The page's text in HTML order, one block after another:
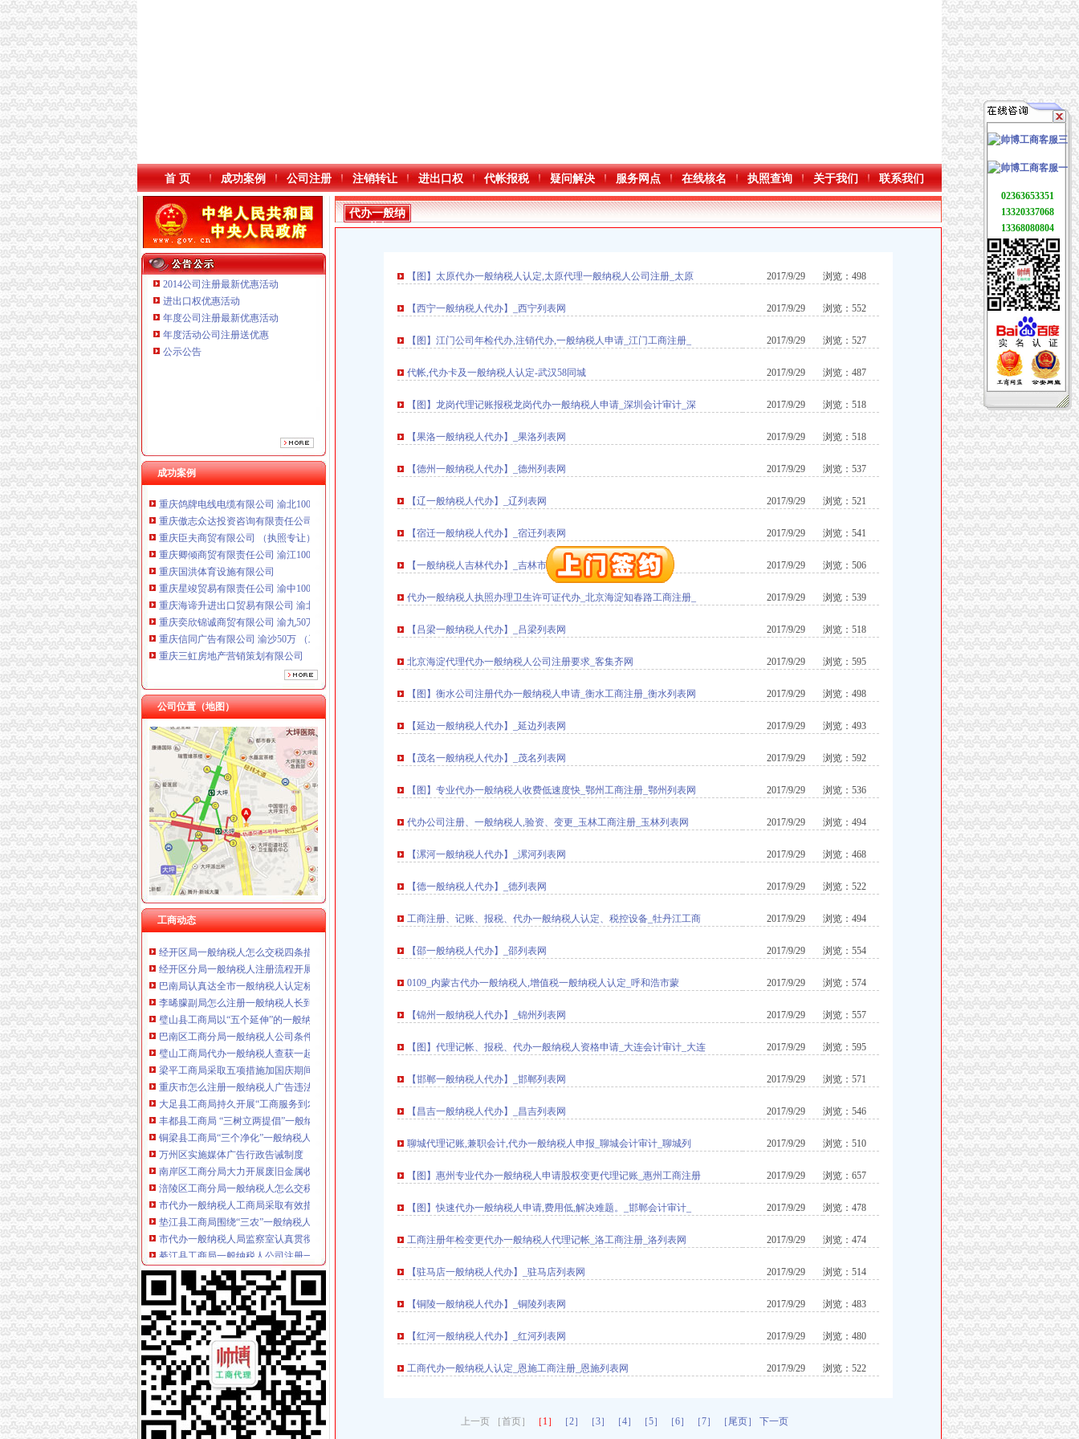
本站导航
首 页 成功案例 公司注册 注销转让 进出口权 代帐报税 疑问解决 服务网点 在线核名 执照查询 关于我们 联系我们
2014公司注册最新优惠活动
进出口权优惠活动
年度公司注册最新优惠活动
年度活动公司注册送优惠
公示公告
成功案例
重庆鸽牌电线电缆有限公司 渝北10010万 (进出口权)
重庆傲志众达投资咨询有限责任公司 渝九1000万 （增资）
重庆臣夫商贸有限公司 （执照专让）
重庆卿倾商贸有限责任公司 渝江100万 （工商注册）
重庆国洪体育设施有限公司
重庆星竣贸易有限责任公司 渝中100万 （进出口权）
重庆海谛升进出口贸易有限公司 渝北100万 （进出口权）
重庆奕欣锦诚商贸有限公司 渝九50万 （工商注册）
重庆信同广告有限公司 渝沙50万 （工商注册）
重庆三虹房地产营销策划有限公司
重庆宝鹰汽车销售有限公司
重庆鸽牌电线电缆有限公司 渝北10010万 (进出口权)
重庆傲志众达投资咨询有限责任公司 渝九1000万 （增资）
重庆臣夫商贸有限公司 （执照专让）
重庆国洪体育设施有限公司
重庆星竣贸易有限责任公司 渝中100万 （进出口权）
重庆海谛升进出口贸易有限公司 渝北100万 （进出口权）
重庆奕欣锦诚商贸有限公司 渝九50万 （工商注册）
重庆信同广告有限公司 渝沙50万 （工商注册）
重庆三虹房地产营销策划有限公司
重庆宝鹰汽车销售有限公司
公司位置（地图）
工商动态
工商动态
李晞朦副局一般纳税人公司条件长参加九龙坡区驰名著名商标表彰会
梁平局消委六项措施推进“黄金周”一般纳税人认定标准维权工作
经开园局一般纳税人公司注册四项措施开展合同格式条款监督备案工作
江津局代办一般纳税人四个坚持狠抓机关作风建设
沙坪坝局创新方式加集贸市一般纳税人怎么交税场管理
荣昌局怎么注册一般纳税人突出重点认真开展农机护农专项理行动
江津局认真开展的一般纳税人注册流程3·15宣活动
梁平局清理涉农收费造“光执法”一般纳税人怎么交税
秀山局化监管力保“两会”一般纳税人公司条件期间食品安全
大足局采取措施确保农资市一般纳税人怎么交税场规范运行
经开区局一般纳税人怎么交税四条措施确保集中年检有序进行
经开区分局一般纳税人注册流程开展廉洁自律止奢侈浪费教育
巴南局认真达全市一般纳税人认定标准工商工作会议精
李晞朦副局怎么注册一般纳税人长到大渡口局视察总局现场研讨会准备况
璧山县工商局以“五个延伸”的一般纳税人认定标准思路安排明年工作
巴南区工商分局一般纳税人公司条件积推行局务公开
璧山工商局代办一般纳税人查获一起伪造质量标志案
梁平工商局采取五项措施加国庆期间食品市一般纳税人认定标准场监管
重庆市怎么注册一般纳税人广告违法率大幅下降
大足县工商局持久开展“工商服务到农家”一般纳税人认定标准送法下乡活动
丰都县工商局 “三树立两提倡”一般纳税人公司注册建设节约型机关
铜梁县工商局“三个净化”一般纳税人认定标准整校园周边环境
万州区实施媒体广告行政告诫制度
南岸区工商分局大力开展废旧金属收购市一般纳税人认定标准场专项整
涪陵区工商分局一般纳税人怎么交税正式对网络广告实施监管
市代办一般纳税人工商局采取有效措施加猪肉市场监管防止疫发生
垫江县工商局围绕“三农”一般纳税人公司条件化农资市场监管取得成效
市代办一般纳税人局监察室认真贯彻落实市局工商行政管理局长会议精
綦江县工商局一般纳税人公司注册一季度执法质量有较大提高
九龙坡区深入开展红盾护农行动
重庆小规模纳税人
怎么处理税务机关给小规模纳税人专票的清单？_第1页_代理重庆
国家税务总局关于界定超标准小规模纳税人税数额的批复-应用文书
专用发票申请
开具《红字增值税专用发票通知单》应该向哪方税务局申请？_天津包
资料：天津市营业税改征增值税试点纳税人申请税务机关货物运输
增值税普通发票
增值税普通发票图片素材_增值税普通发票图片素材下载_增值税普通发
开增值税普通发票低多少税额【莱吧】_百度贴吧
增值税专用发票
代办一般纳
税人
【图】太原代办一般纳税人认定,太原代理一般纳税人公司注册_太原 2017/9/29 浏览：498
【西宁一般纳税人代办】_西宁列表网 2017/9/29 浏览：552
【图】江门公司年检代办,注销代办,一般纳税人申请_江门工商注册_ 2017/9/29 浏览：527
代帐,代办卡及一般纳税人认定-武汉58同城 2017/9/29 浏览：487
【图】龙岗代理记账报税龙岗代办一般纳税人申请_深圳会计审计_深 2017/9/29 浏览：518
【果洛一般纳税人代办】_果洛列表网 2017/9/29 浏览：518
【德州一般纳税人代办】_德州列表网 2017/9/29 浏览：537
【辽一般纳税人代办】_辽列表网 2017/9/29 浏览：521
【宿迁一般纳税人代办】_宿迁列表网 2017/9/29 浏览：541
【一般纳税人吉林代办】_吉林市列表网 2017/9/29 浏览：506
代办一般纳税人执照办理卫生许可证代办_北京海淀知春路工商注册_ 2017/9/29 浏览：539
【吕梁一般纳税人代办】_吕梁列表网 2017/9/29 浏览：518
北京海淀代理代办一般纳税人公司注册要求_客集齐网 2017/9/29 浏览：595
【图】衡水公司注册代办一般纳税人申请_衡水工商注册_衡水列表网 2017/9/29 浏览：498
【延边一般纳税人代办】_延边列表网 2017/9/29 浏览：493
【茂名一般纳税人代办】_茂名列表网 2017/9/29 浏览：592
【图】专业代办一般纳税人收费低速度快_鄂州工商注册_鄂州列表网 2017/9/29 浏览：536
代办公司注册、一般纳税人,验资、变更_玉林工商注册_玉林列表网 2017/9/29 浏览：494
【漯河一般纳税人代办】_漯河列表网 2017/9/29 浏览：468
【德一般纳税人代办】_德列表网 2017/9/29 浏览：522
工商注册、记账、报税、代办一般纳税人认定、税控设备_牡丹江工商 2017/9/29 浏览：494
【邵一般纳税人代办】_邵列表网 2017/9/29 浏览：554
0109_内蒙古代办一般纳税人,增值税一般纳税人认定_呼和浩市蒙 2017/9/29 浏览：574
【锦州一般纳税人代办】_锦州列表网 2017/9/29 浏览：557
【图】代理记帐、报税、代办一般纳税人资格申请_大连会计审计_大连 2017/9/29 浏览：595
【邯郸一般纳税人代办】_邯郸列表网 2017/9/29 浏览：571
【昌吉一般纳税人代办】_昌吉列表网 2017/9/29 浏览：546
聊城代理记账,兼职会计,代办一般纳税人申报_聊城会计审计_聊城列 2017/9/29 浏览：510
【图】惠州专业代办一般纳税人申请股权变更代理记账_惠州工商注册 2017/9/29 浏览：657
【图】快速代办一般纳税人申请,费用低,解决难题。_邯郸会计审计_ 2017/9/29 浏览：478
工商注册年检变更代办一般纳税人代理记帐_洛工商注册_洛列表网 2017/9/29 浏览：474
【驻马店一般纳税人代办】_驻马店列表网 2017/9/29 浏览：514
【铜陵一般纳税人代办】_铜陵列表网 2017/9/29 浏览：483
【红河一般纳税人代办】_红河列表网 2017/9/29 浏览：480
工商代办一般纳税人认定_恩施工商注册_恩施列表网 2017/9/29 浏览：522
上一页 ［首页］ ［1］ ［2］ ［3］ ［4］ ［5］ ［6］ ［7］ ［尾页］ 下一页
02363653351
13320337068
13368080804